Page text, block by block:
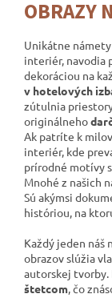
OBRAZY
Unikátne
interiér, navodia
dekoráciou na
v hotelových
zútulnia
originálneho
Ak patríte k
interiér, kde
prírodné motívy
Mnohé z našich
Sú akýmsi
históriou, na
Každý jeden náš
obrazov slúžia
autorskej tvorby.
štetcom, čo